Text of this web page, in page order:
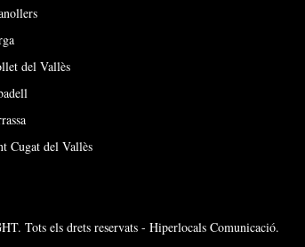
del Vallès
Cugat del Vallès
Tots els drets reservats - Hiperlocals Comunicació.